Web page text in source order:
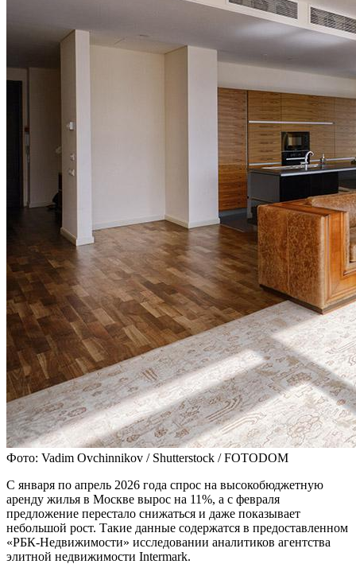
Фото: Vadim Ovchinnikov / Shutterstock / FOTODOM
С января по апрель 2026 года спрос на высокобюджетную
аренду жилья в Москве вырос на 11%, а с февраля
предложение перестало снижаться и даже показывает
небольшой рост. Такие данные содержатся в предоставленном
«РБК-Недвижимости» исследовании аналитиков агентства
элитной недвижимости Intermark.